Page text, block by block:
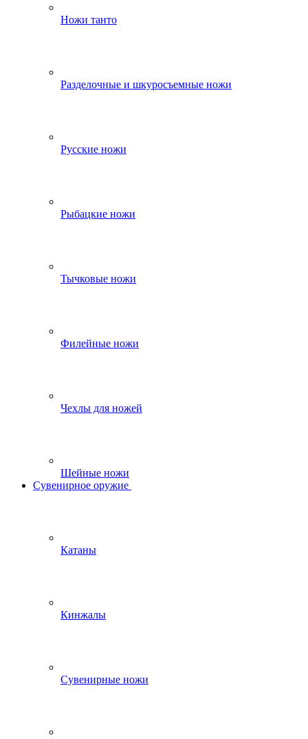
Ножи танто
Разделочные и шкуросъемные ножи
Русские ножи
Рыбацкие ножи
Тычковые ножи
Филейные ножи
Чехлы для ножей
Шейные ножи
Сувенирное оружие
Катаны
Кинжалы
Сувенирные ножи